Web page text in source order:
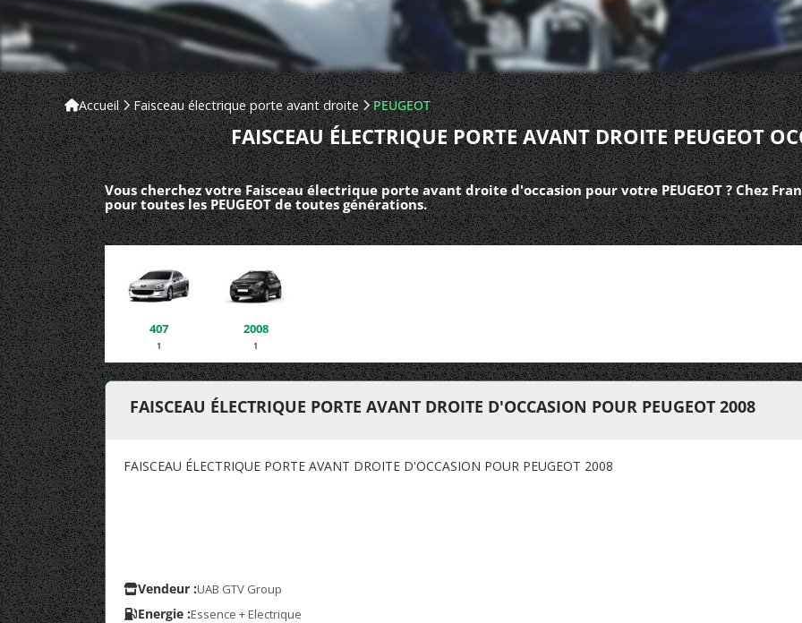
Accueil Faisceau électrique porte avant droite PEUGEOT
FAISCEAU ÉLECTRIQUE PORTE AVANT DROITE PEUGEOT
Vous cherchez votre Faisceau électrique porte avant droite d'occasion pour votre PEUGEOT ? Chez
pour toutes les PEUGEOT de toutes générations.
407
1
2008
1
FAISCEAU ÉLECTRIQUE PORTE AVANT DROITE D'OCCASION POUR PEUGEOT 2008
FAISCEAU ÉLECTRIQUE PORTE AVANT DROITE D'OCCASION POUR PEUGEOT 2008
Vendeur :UAB GTV Group
Energie :Essence + Electrique